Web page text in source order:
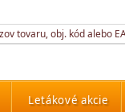
Letákové akcie